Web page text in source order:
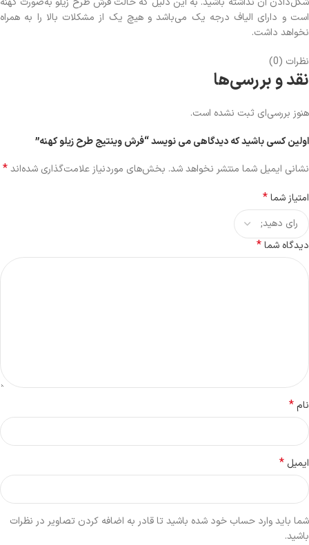
است و دارای الیاف درجه یک می‌باشد و هیچ یک از مشکلات بالا را به همراه
نخواهد داشت.
نظرات (0)
نقد و بررسی‌ها
هنوز بررسی‌ای ثبت نشده است.
اولین کسی باشید که دیدگاهی می نویسد “فرش وینتیج طرح زیلو کهنه”
نشانی ایمیل شما منتشر نخواهد شد. بخش‌های موردنیاز علامت‌گذاری شده‌اند*
امتیاز شما*
دیدگاه شما*
نام*
ایمیل *
شما باید وارد حساب خود شده باشید تا قادر به اضافه کردن تصاویر در نظرات
باشید.